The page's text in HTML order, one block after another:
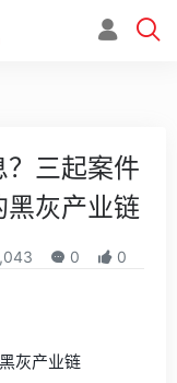
三起案件
灰产业链
0 0
灰产业链